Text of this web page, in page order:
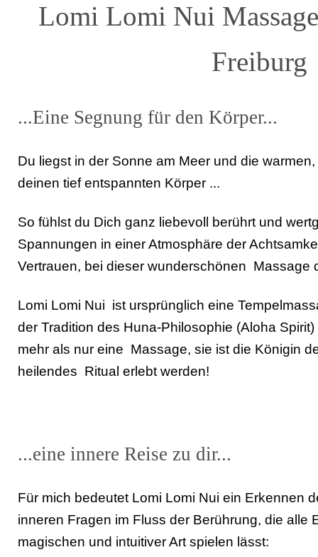
Lomi Lomi Nui
Freiburg
...Eine Segnung für den Körper...
Du liegst in der Sonne am Meer und die
deinen tief entspannten Körper ...
So fühlst du Dich ganz liebevoll berührt und
Spannungen in einer Atmosphäre der
Vertrauen, bei dieser wunderschönen Massage
Lomi Lomi Nui ist ursprünglich eine
der Tradition des Huna-Philosophie (Aloha
mehr als nur eine Massage, sie ist die Königin
heilendes Ritual erlebt werden!
...eine innere Reise zu dir...
Für mich bedeutet Lomi Lomi Nui ein Erkennen
inneren Fragen im Fluss der Berührung, die alle
magischen und intuitiver Art spielen lässt: